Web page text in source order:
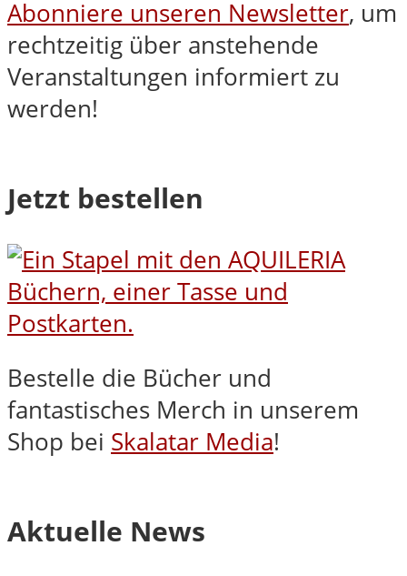
Abonniere unseren Newsletter, um
rechtzeitig über anstehende
Veranstaltungen informiert zu
werden!
Jetzt bestellen
Bestelle die Bücher und
fantastisches Merch in unserem
Shop bei Skalatar Media!
Aktuelle News